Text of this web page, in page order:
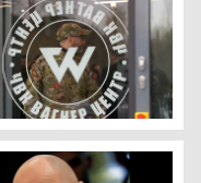
بريطانيا تعتزم وضع